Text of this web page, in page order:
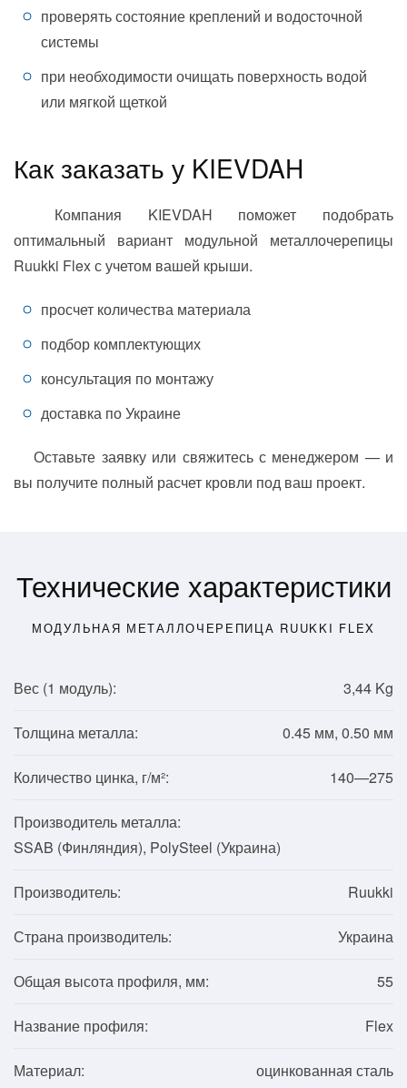
проверять состояние креплений и водосточной
системы
при необходимости очищать поверхность водой
или мягкой щеткой
Как заказать у KIEVDAH
Компания KIEVDAH поможет подобрать
оптимальный вариант модульной металлочерепицы
Ruukki Flex с учетом вашей крыши.
просчет количества материала
подбор комплектующих
консультация по монтажу
доставка по Украине
Оставьте заявку или свяжитесь с менеджером — и
вы получите полный расчет кровли под ваш проект.
Технические характеристики
МОДУЛЬНАЯ МЕТАЛЛОЧЕРЕПИЦА RUUKKI FLEX
Вес (1 модуль): 3,44 Kg
Толщина металла: 0.45 мм, 0.50 мм
Количество цинка, г/м²: 140—275
Производитель металла:
SSAB (Финляндия), PolySteel (Украина)
Производитель: Ruukki
Страна производитель: Украина
Общая высота профиля, мм: 55
Название профиля: Flex
Материал: оцинкованная сталь